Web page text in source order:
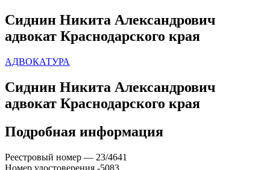
Сиднин Никита Александрович
адвокат Краснодарского края
АДВОКАТУРА
Сиднин Никита Александрович
адвокат Краснодарского края
Подробная информация
Реестровый номер — 23/4641
Номер удостоверения -5083